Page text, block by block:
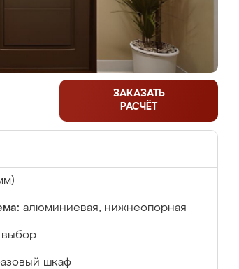
ЗАКАЗАТЬ
РАСЧЁТ
алюминиевая, нижнеопорная
выбор
шкаф